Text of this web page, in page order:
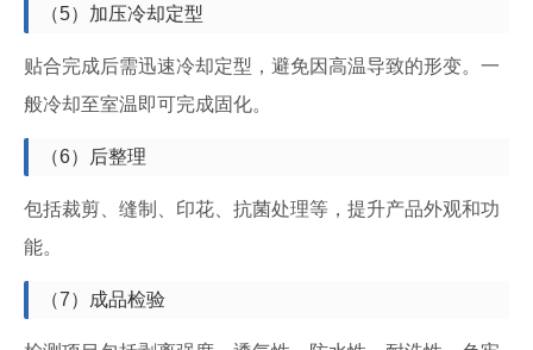
（5）加压冷却定型
贴合完成后需迅速冷却定型，避免因高温导致的形变。一
般冷却至室温即可完成固化。
（6）后整理
包括裁剪、缝制、印花、抗菌处理等，提升产品外观和功
能。
（7）成品检验